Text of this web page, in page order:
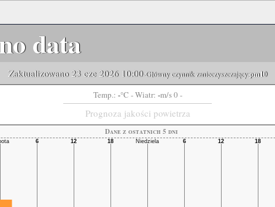
data
Zaktualizowano 23 cze 2026 10:00-Główny czynnik zanieczyszczający:pm10
Temp.: -°C - Wiatr: -m/s 0 -
Prognoza jakości powietrza
Dane z ostatnich 5 dni